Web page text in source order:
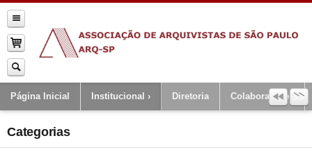
Página Inicial Institucional Diretoria Colaboradores
Categorias